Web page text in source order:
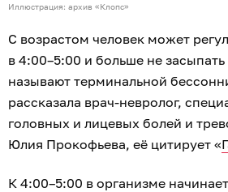
Иллюстрация: архив «Клопс»
С возрастом человек может
в 4:00–5:00 и больше не
называют терминальной
рассказала врач-невролог,
головных и лицевых болей и
Юлия Прокофьева, её цитирует «
К 4:00–5:00 в организме